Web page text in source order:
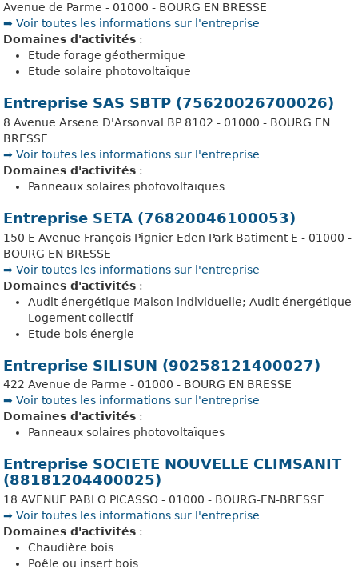
Avenue de Parme - 01000 - BOURG EN BRESSE
➡️ Voir toutes les informations sur l'entreprise
Domaines d'activités :
Etude forage géothermique
Etude solaire photovoltaïque
Entreprise SAS SBTP (75620026700026)
8 Avenue Arsene D'Arsonval BP 8102 - 01000 - BOURG EN
BRESSE
➡️ Voir toutes les informations sur l'entreprise
Domaines d'activités :
Panneaux solaires photovoltaïques
Entreprise SETA (76820046100053)
150 E Avenue François Pignier Eden Park Batiment E - 01000 -
BOURG EN BRESSE
➡️ Voir toutes les informations sur l'entreprise
Domaines d'activités :
Audit énergétique Maison individuelle; Audit énergétique
Logement collectif
Etude bois énergie
Entreprise SILISUN (90258121400027)
422 Avenue de Parme - 01000 - BOURG EN BRESSE
➡️ Voir toutes les informations sur l'entreprise
Domaines d'activités :
Panneaux solaires photovoltaïques
Entreprise SOCIETE NOUVELLE CLIMSANIT
(88181204400025)
18 AVENUE PABLO PICASSO - 01000 - BOURG-EN-BRESSE
➡️ Voir toutes les informations sur l'entreprise
Domaines d'activités :
Chaudière bois
Poêle ou insert bois